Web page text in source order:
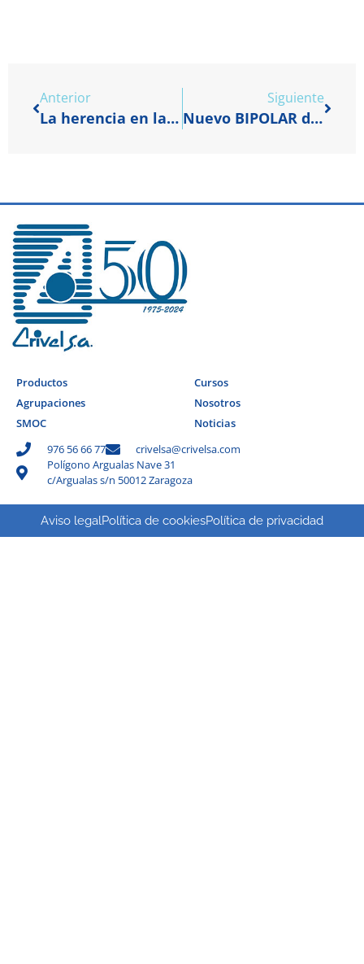
Anterior
La herencia en las arritmias cardíacas. Parte (I)
Siguiente
Nuevo BIPOLAR de Johnson & Johnson
Productos
Agrupaciones
SMOC
Cursos
Nosotros
Noticias
976 56 66 77
crivelsa@crivelsa.com
Polígono Argualas Nave 31
c/Argualas s/n 50012 Zaragoza
Aviso legalPolítica de cookiesPolítica de privacidad